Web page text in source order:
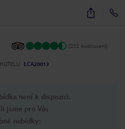
24
(232 hodnocení)
LCA20013
není k dispozici.
jsme pro Vás
nabídky: